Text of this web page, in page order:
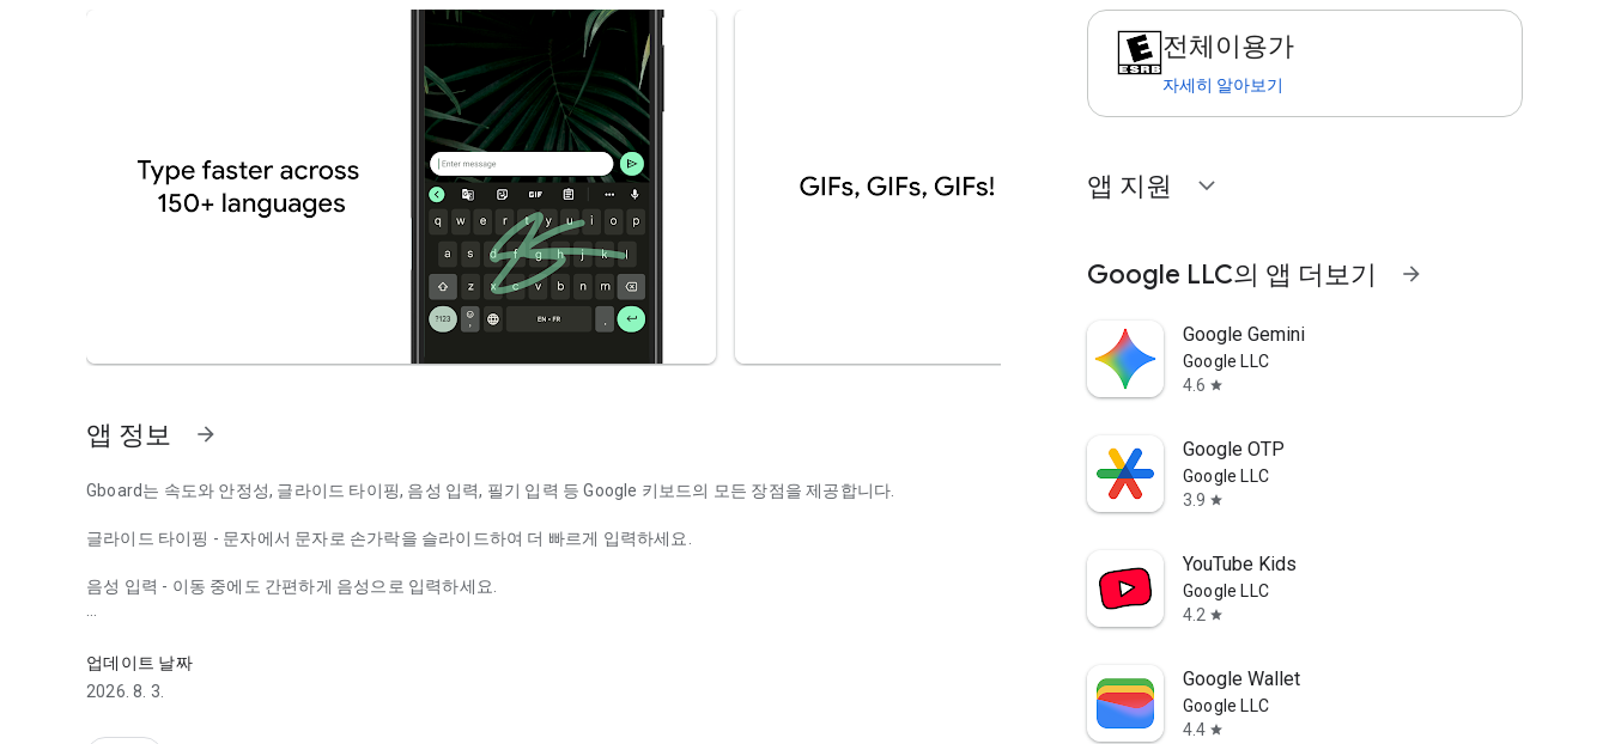
앱 정보 arrow_forward
Gboard는 속도와 안정성, 글라이드 타이핑, 음성 입력, 필기 입력 등 Google 키보드의 모든 장점을 제공합니다.
글라이드 타이핑 - 문자에서 문자로 손가락을 슬라이드하여 더 빠르게 입력하세요.
음성 입력 - 이동 중에도 간편하게 음성으로 입력하세요.
그림 이모티콘 검색*
업데이트 날짜
2026. 8. 3.
전체이용가
자세히 알아보기
앱 지원 expand_more
Google LLC의 앱 더보기 arrow_forward
Google Gemini
Google LLC
4.6 star
Google OTP
Google LLC
3.9 star
YouTube Kids
Google LLC
4.2 star
Google Wallet
Google LLC
4.4 star